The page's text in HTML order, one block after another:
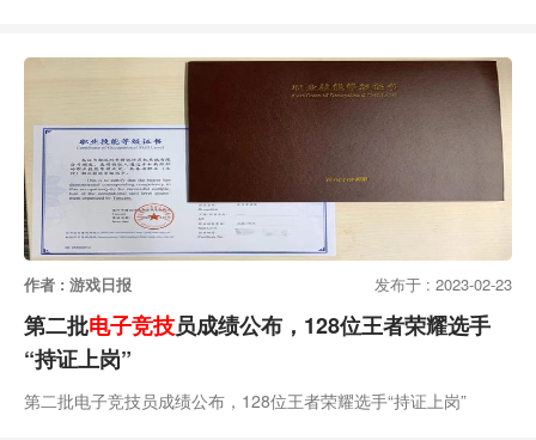
作者 : 游戏日报 发布于 : 2023-02-23
第二批电子竞技员成绩公布，128位王者荣耀选手
“持证上岗”
第二批电子竞技员成绩公布，128位王者荣耀选手“持证上岗”